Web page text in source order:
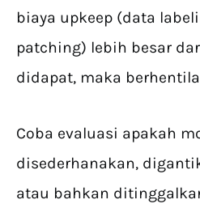
biaya upkeep (data
patching) lebih besar
didapat, maka
Coba evaluasi apakah
disederhanakan,
atau bahkan